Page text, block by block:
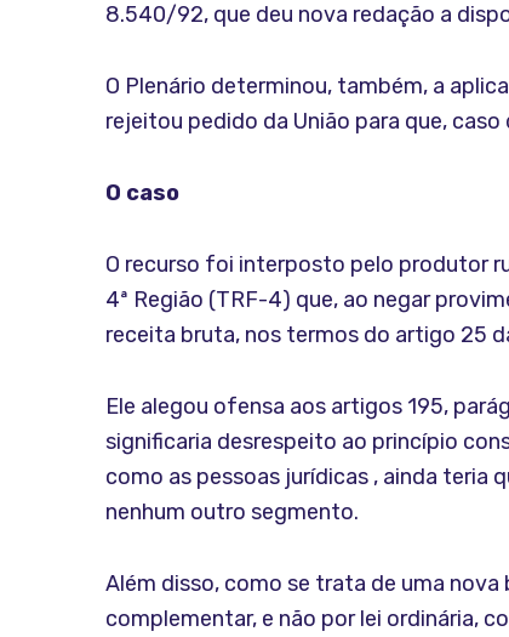
8.540/92, que deu nova redação a
O Plenário determinou, também, a
rejeitou pedido da União para que,
O caso
O recurso foi interposto pelo produtor
4ª Região (TRF-4) que, ao negar
receita bruta, nos termos do artigo 25
Ele alegou ofensa aos artigos 195,
significaria desrespeito ao princípio
como as pessoas jurídicas , ainda teria
nenhum outro segmento.
Além disso, como se trata de uma
complementar, e não por lei ordinária,